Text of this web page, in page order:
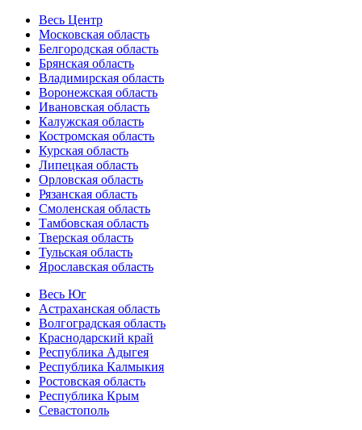
Весь Центр
Московская область
Белгородская область
Брянская область
Владимирская область
Воронежская область
Ивановская область
Калужская область
Костромская область
Курская область
Липецкая область
Орловская область
Рязанская область
Смоленская область
Тамбовская область
Тверская область
Тульская область
Ярославская область
Весь Юг
Астраханская область
Волгоградская область
Краснодарский край
Республика Адыгея
Республика Калмыкия
Ростовская область
Республика Крым
Севастополь